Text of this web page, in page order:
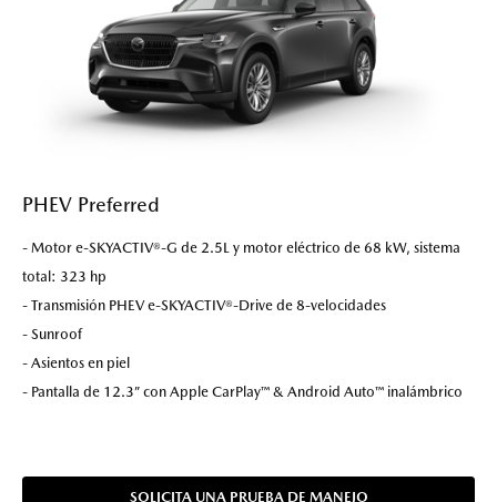
PHEV Preferred
- Motor e-SKYACTIV®-G de 2.5L y motor eléctrico de 68 kW, sistema
total: 323 hp
- Transmisión PHEV e-SKYACTIV®-Drive de 8-velocidades
- Sunroof
- Asientos en piel
- Pantalla de 12.3” con Apple CarPlay™ & Android Auto™ inalámbrico
SOLICITA UNA PRUEBA DE MANEJO